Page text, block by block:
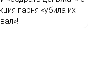
парня «убила их